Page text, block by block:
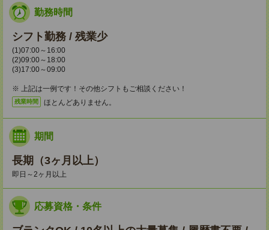
勤務時間
シフト勤務 / 残業少
(1)07:00～16:00
(2)09:00～18:00
(3)17:00～09:00
※ 上記は一例です！その他シフトもご相談ください！
残業時間 ほとんどありません。
期間
長期（3ヶ月以上）
即日～2ヶ月以上
応募資格・条件